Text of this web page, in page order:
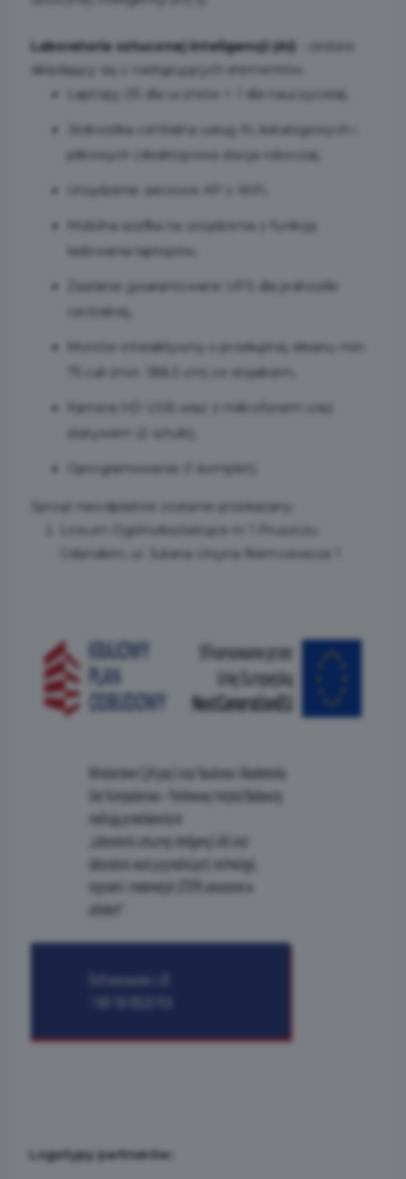
Laboratoria sztucznej inteligencji (AI)
- zestaw
składający się z następujących elementów:
Laptopy (15 dla uczniów + 1 dla nauczyciela),
Jednostka centralna usług AI, katalogowych i
plikowych (desktopowa stacja robocza),
Urządzenie sieciowe AP z WiFi,
Mobilna szafka na urządzenia z funkcją
ładowania laptopów,
Zasilanie gwarantowane UPS dla jednostki
centralnej,
Monitor interaktywny o przekątnej ekranu min.
75 cali (min. 188,5 cm) ze stojakiem,
Kamera HD USB wraz z mikrofonem oraz
statywem (2 sztuki),
Oprogramowanie (1 komplet).
Sprzęt nieodpłatnie zostanie przekazany:
Liceum Ogólnokształcące nr 1 Pruszczu
Gdańskim, ul. Juliana Ursyna Niemcewicza 1
Logotypy partnerów: